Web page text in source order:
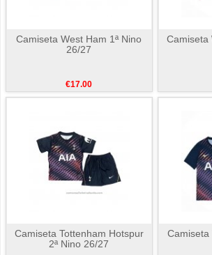
Camiseta West Ham 1ª Nino
26/27
€17.00
Camiseta
Camiseta Tottenham Hotspur
2ª Nino 26/27
Camiseta